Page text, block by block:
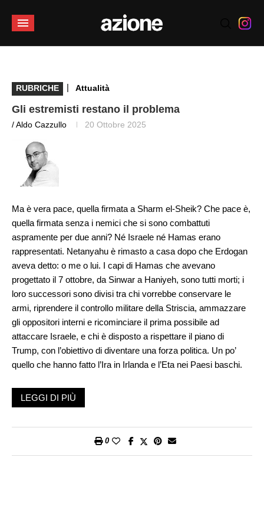
RUBRICHE | Attualità
Gli estremisti restano il problema
/ Aldo Cazzullo 20 Ottobre 2025
Ma è vera pace, quella firmata a Sharm el-Sheik? Che pace è,
quella firmata senza i nemici che si sono combattuti
aspramente per due anni? Né Israele né Hamas erano
rappresentati. Netanyahu è rimasto a casa dopo che Erdogan
aveva detto: o me o lui. I capi di Hamas che avevano
progettato il 7 ottobre, da Sinwar a Haniyeh, sono tutti morti; i
loro successori sono divisi tra chi vorrebbe conservare le
armi, riprendere il controllo militare della Striscia, ammazzare
gli oppositori interni e ricominciare il prima possibile ad
attaccare Israele, e chi è disposto a rispettare il piano di
Trump, con l’obiettivo di diventare una forza politica. Un po’
quello che hanno fatto l’Ira in Irlanda e l’Eta nei Paesi baschi.
Intendiamoci: la tregua a Gaza e in Medio Oriente è la
benvenuta. Per trasformarla in pace, occorre individuare il
Anche al loro interno, gli estremisti sono divisi tra realisti e
LEGGI DI PIÙ
0